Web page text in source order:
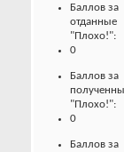
Баллов за
отданные
"Плохо!":
0
Баллов за
"Плохо!":
0
Баллов за